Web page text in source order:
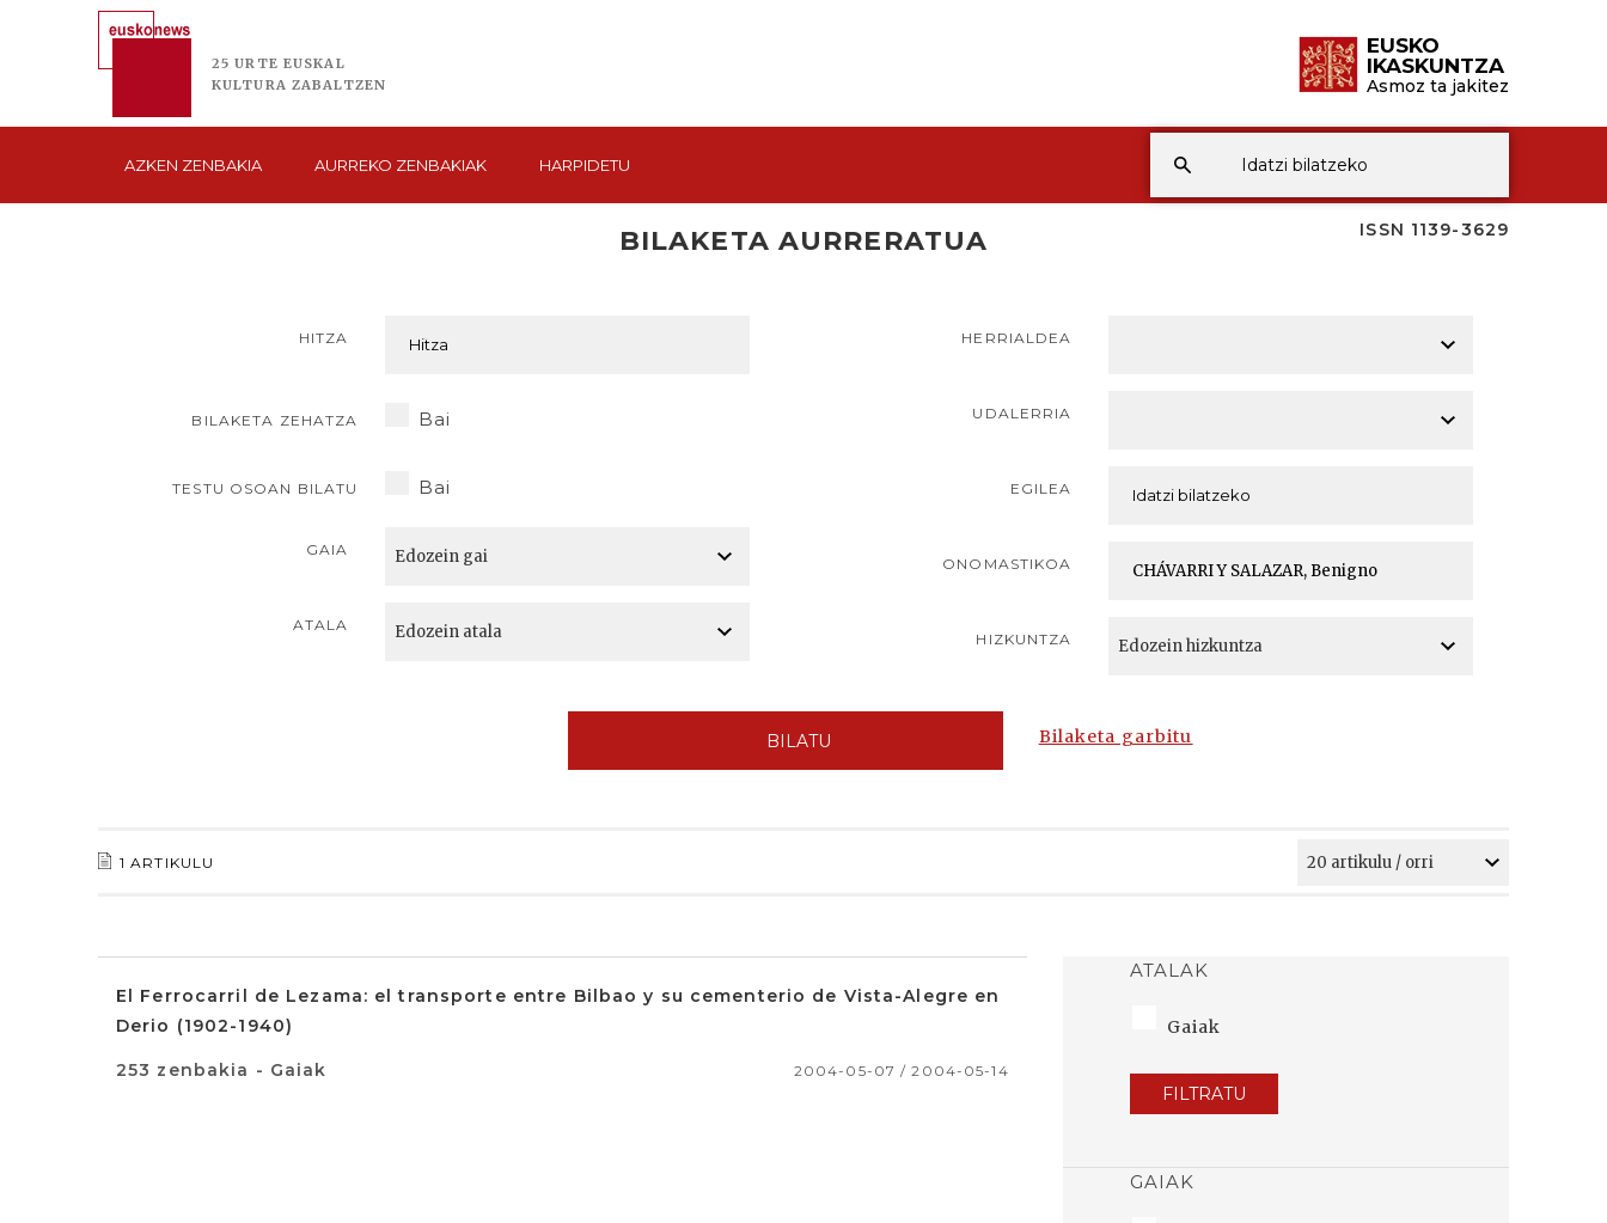
25 URTE EUSKAL
KULTURA ZABALTZEN
EUSKO
IKASKUNTZA
Asmoz ta jakitez
AZKEN ZENBAKIA AURREKO ZENBAKIAK HARPIDETU
ISSN 1139-3629
BILAKETA AURRERATUA
HITZA
BILAKETA ZEHATZA Bai
TESTU OSOAN BILATU Bai
GAIA
ATALA
HERRIALDEA
UDALERRIA
EGILEA
ONOMASTIKOA
HIZKUNTZA
BILATU Bilaketa garbitu
1 ARTIKULU
El Ferrocarril de Lezama: el transporte entre Bilbao y su cementerio de Vista-Alegre en
Derio (1902-1940)
253 zenbakia - Gaiak 2004-05-07 / 2004-05-14
ATALAK
Gaiak
FILTRATU
GAIAK